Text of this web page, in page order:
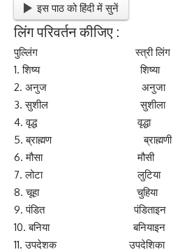
इस पाठ को हिंदी में सुनें
लिंग परिवर्तन कीजिए :
पुल्लिंग स्त्री लिंग
1. शिष्य शिष्या
2. अनुज अनुजा
3. सुशील सुशीला
4. वृद्ध वृद्धा
5. ब्राह्मण ब्राह्मणी
6. मौसा मौसी
7. लोटा लुटिया
8. चूहा चुहिया
9. पंडित पंडिताइन
10. बनिया बनियाइन
11. उपदेशक उपदेशिका